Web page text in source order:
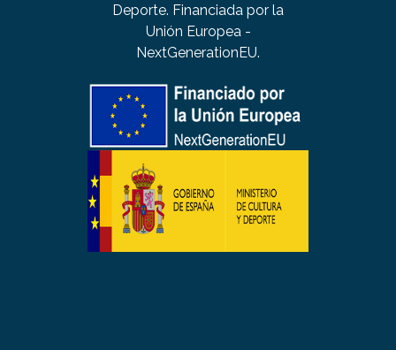
Deporte. Financiada por la
Unión Europea -
NextGenerationEU.